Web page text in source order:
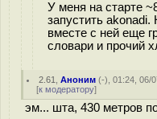
У меня на старте
запустить
вместе с ней еще
словари и прочий
2.61 ,Аноним (-), 01:24, 06/
[к модератору]
эм... шта, 430 метров